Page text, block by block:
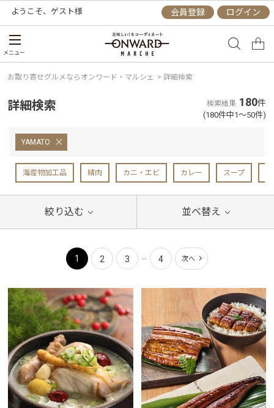
ようこそ、 ゲスト様 会員登録 ログイン
メニュー
お取り寄せグルメならオンワード・マルシェ > 詳細検索
詳細検索 検索結果 180件
(180件中1～50件)
YAMATO
海産物加工品 精肉 カニ・エビ カレー スープ
絞り込む 並べ替え
1 2 3 4 次へ